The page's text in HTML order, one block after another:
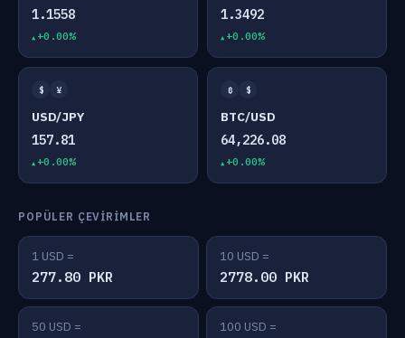
1.1558
+0.00%
1.3492
+0.00%
$ ¥
USD/JPY
157.81
+0.00%
₿ $
BTC/USD
64,226.08
+0.00%
POPÜLER ÇEVIRIMLER
1 USD =
277.80 PKR
10 USD =
2778.00 PKR
50 USD = 100 USD =